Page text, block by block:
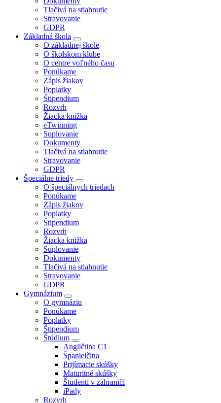
Tlačivá na stiahnutie
Stravovanie
GDPR
Základná škola
O základnej škole
O školskom klube
O centre voľného času
Ponúkame
Zápis žiakov
Poplatky
Štipendium
Rozvrh
Žiacka knižka
eTwinning
Suplovanie
Dokumenty
Tlačivá na stiahnutie
Stravovanie
GDPR
Špeciálne triedy
O špeciálnych triedach
Ponúkame
Zápis žiakov
Poplatky
Štipendium
Rozvrh
Žiacka knižka
Suplovanie
Dokumenty
Tlačivá na stiahnutie
Stravovanie
GDPR
Gymnázium
O gymnáziu
Ponúkame
Poplatky
Štipendium
Štúdium
Angličtina C1
Španielčina
Prijímacie skúšky
Maturitné skúšky
Študenti v zahraničí
iPady
Rozvrh